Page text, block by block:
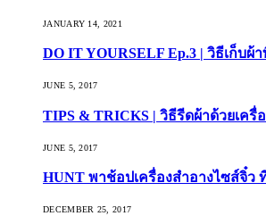
JANUARY 14, 2021
DO IT YOURSELF Ep.3 | วิธีเก็บผ้
JUNE 5, 2017
TIPS & TRICKS | วิธีรีดผ้าด้วยเครื่
JUNE 5, 2017
HUNT พาช้อปเครื่องสำอางไซส์จิ๋ว
DECEMBER 25, 2017